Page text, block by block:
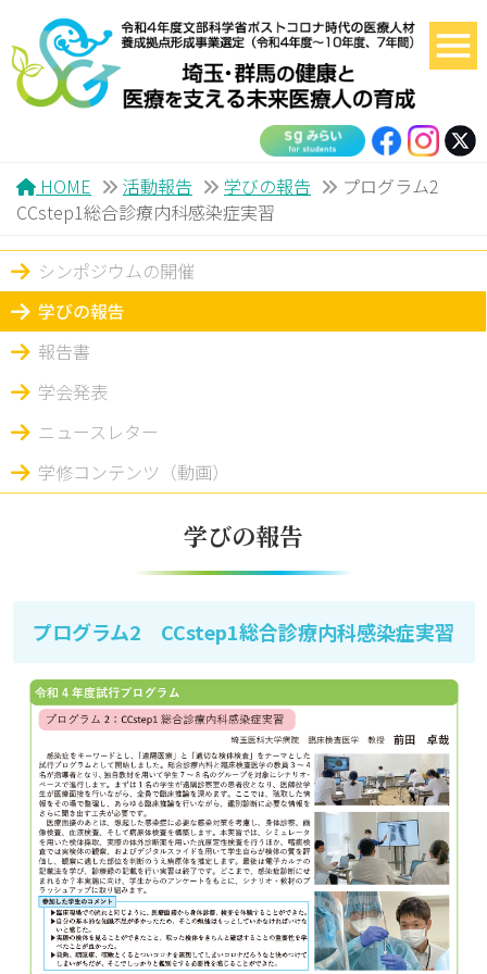
HOME 活動報告 学びの報告
プログラム2
CCstep1総合診療内科感染症実習
シンポジウムの開催
学びの報告
報告書
学会発表
ニュースレター
学修コンテンツ（動画）
学びの報告
プログラム2 CCstep1総合診療内科感染症実習